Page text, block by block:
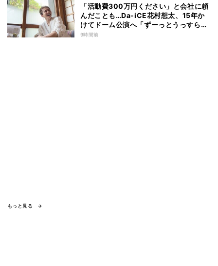
「活動費300万円ください」と会社に頼
んだことも…Da-iCE花村想太、15年か
けてドーム公演へ「ずーっとうっすらや
けど右肩上がり続けられていた」
9時間前
もっと見る